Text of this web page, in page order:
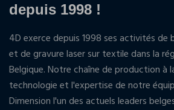
depuis 1998 !
4D exerce depuis 1998 ses activités de
et de gravure laser sur textile dans la
Belgique. Notre chaîne de production à
technologie et l'expertise de notre
Dimension l'un des actuels leaders